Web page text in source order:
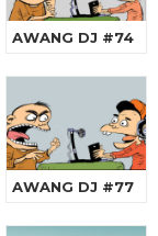
AWANG DJ #74
AWANG DJ #77